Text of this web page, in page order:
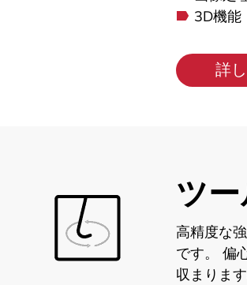
3D機能
詳
ツ
高精度な
です。 偏
収まりま